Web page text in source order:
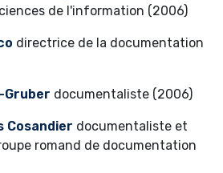
de l'information (2006)
directrice de la documentation
Gruber documentaliste (2006)
Cosandier documentaliste et
romand de documentation